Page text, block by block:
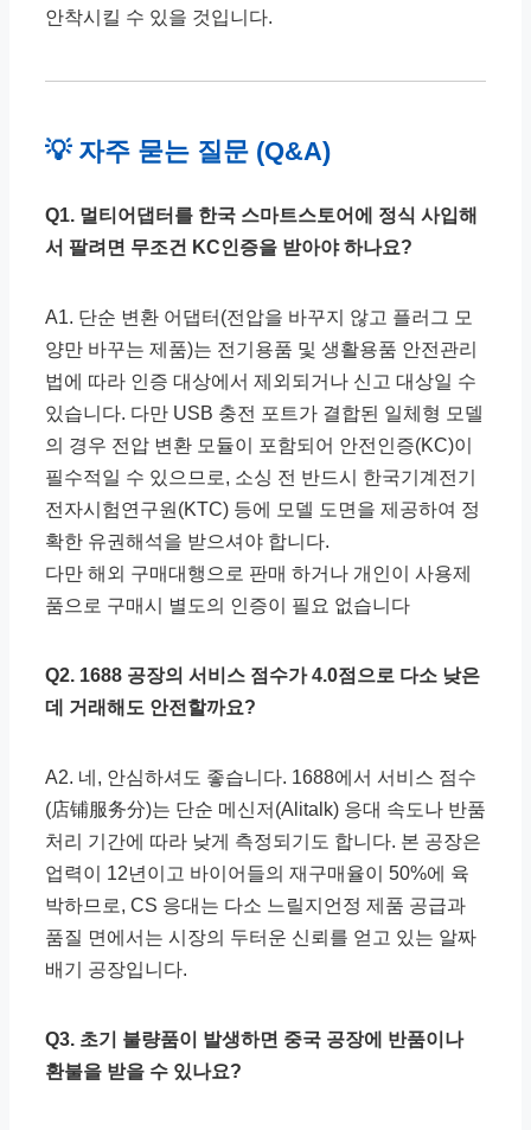
안착시킬 수 있을 것입니다.
💡 자주 묻는 질문 (Q&A)
Q1. 멀티어댑터를 한국 스마트스토어에 정식 사입해
서 팔려면 무조건 KC인증을 받아야 하나요?
A1. 단순 변환 어댑터(전압을 바꾸지 않고 플러그 모
양만 바꾸는 제품)는 전기용품 및 생활용품 안전관리
법에 따라 인증 대상에서 제외되거나 신고 대상일 수
있습니다. 다만 USB 충전 포트가 결합된 일체형 모델
의 경우 전압 변환 모듈이 포함되어 안전인증(KC)이
필수적일 수 있으므로, 소싱 전 반드시 한국기계전기
전자시험연구원(KTC) 등에 모델 도면을 제공하여 정
확한 유권해석을 받으셔야 합니다.
다만 해외 구매대행으로 판매 하거나 개인이 사용제
품으로 구매시 별도의 인증이 필요 없습니다
Q2. 1688 공장의 서비스 점수가 4.0점으로 다소 낮은
데 거래해도 안전할까요?
A2. 네, 안심하셔도 좋습니다. 1688에서 서비스 점수
(店铺服务分)는 단순 메신저(Alitalk) 응대 속도나 반품
처리 기간에 따라 낮게 측정되기도 합니다. 본 공장은
업력이 12년이고 바이어들의 재구매율이 50%에 육
박하므로, CS 응대는 다소 느릴지언정 제품 공급과
품질 면에서는 시장의 두터운 신뢰를 얻고 있는 알짜
배기 공장입니다.
Q3. 초기 불량품이 발생하면 중국 공장에 반품이나
환불을 받을 수 있나요?